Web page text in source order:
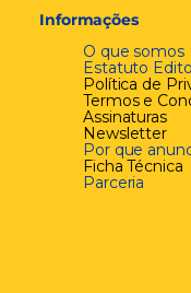
Informações
O que somos
Estatuto
Política de
Termos e
Assinaturas
Newsletter
Por que
Ficha Técnica
Parceria